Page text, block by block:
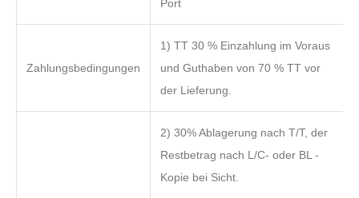
Port
Zahlungsbedingungen
1) TT 30 % Einzahlung im Voraus
und Guthaben von 70 % TT vor
der Lieferung.
2) 30% Ablagerung nach T/T, der
Restbetrag nach L/C- oder BL -
Kopie bei Sicht.